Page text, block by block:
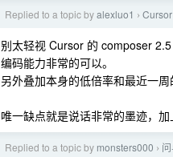
Replied to a topic byalexluo1 › Cursor
别太轻视 Cursor 的 composer
编码能力非常的可以。
另外叠加本身的低倍率和最近一
唯一缺点就是说话非常的墨迹，加
Replied to a topic by monsters000 ›